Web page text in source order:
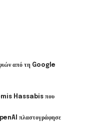
από τη Google
Hassabis που
πλαστογράφησε